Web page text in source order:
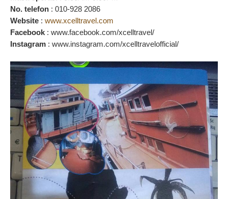
No. telefon : 010-928 2086
Website : www.xcelltravel.com
Facebook : www.facebook.com/xcelltravel/
Instagram : www.instagram.com/xcelltravelofficial/